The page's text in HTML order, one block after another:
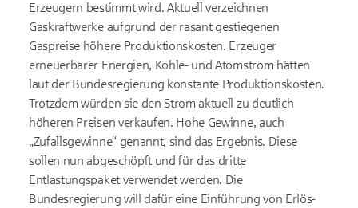
Erzeugern bestimmt wird. Aktuell verzeichnen
Gaskraftwerke aufgrund der rasant gestiegenen
Gaspreise höhere Produktionskosten. Erzeuger
erneuerbarer Energien, Kohle- und Atomstrom hätten
laut der Bundesregierung konstante Produktionskosten.
Trotzdem würden sie den Strom aktuell zu deutlich
höheren Preisen verkaufen. Hohe Gewinne, auch
„Zufallsgewinne“ genannt, sind das Ergebnis. Diese
sollen nun abgeschöpft und für das dritte
Entlastungspaket verwendet werden. Die
Bundesregierung will dafür eine Einführung von Erlös-